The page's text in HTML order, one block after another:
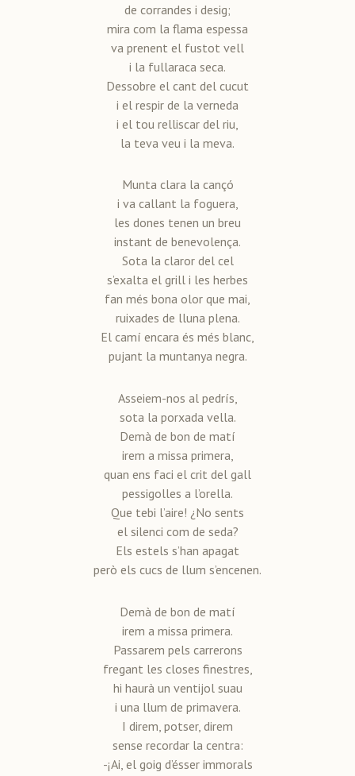
de corrandes i desig;
mira com la flama espessa
va prenent el fustot vell
i la fullaraca seca.
Dessobre el cant del cucut
i el respir de la verneda
i el tou relliscar del riu,
la teva veu i la meva.
Munta clara la cançó
i va callant la foguera,
les dones tenen un breu
instant de benevolença.
Sota la claror del cel
s’exalta el grill i les herbes
fan més bona olor que mai,
ruixades de lluna plena.
El camí encara és més blanc,
pujant la muntanya negra.
Asseiem-nos al pedrís,
sota la porxada vella.
Demà de bon de matí
irem a missa primera,
quan ens faci el crit del gall
pessigolles a l’orella.
Que tebi l’aire! ¿No sents
el silenci com de seda?
Els estels s’han apagat
però els cucs de llum s’encenen.
Demà de bon de matí
irem a missa primera.
Passarem pels carrerons
fregant les closes finestres,
hi haurà un ventijol suau
i una llum de primavera.
I direm, potser, direm
sense recordar la centra:
-¡Ai, el goig d’ésser immorals